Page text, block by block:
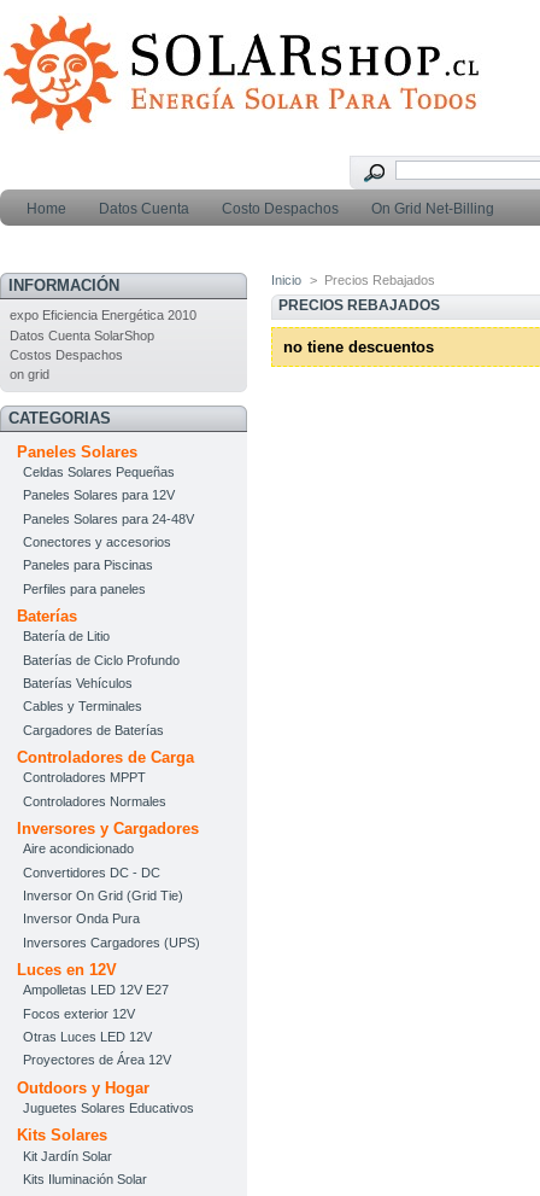
Home Datos Cuenta Costo Despachos On Grid Net-Billing
INFORMACIÓN
expo Eficiencia Energética 2010
Datos Cuenta SolarShop
Costos Despachos
on grid
CATEGORIAS
Paneles Solares
Celdas Solares Pequeñas
Paneles Solares para 12V
Paneles Solares para 24-48V
Conectores y accesorios
Paneles para Piscinas
Perfiles para paneles
Baterías
Batería de Litio
Baterías de Ciclo Profundo
Baterías Vehículos
Cables y Terminales
Cargadores de Baterías
Controladores de Carga
Controladores MPPT
Controladores Normales
Inversores y Cargadores
Aire acondicionado
Convertidores DC - DC
Inversor On Grid (Grid Tie)
Inversor Onda Pura
Inversores Cargadores (UPS)
Luces en 12V
Ampolletas LED 12V E27
Focos exterior 12V
Otras Luces LED 12V
Proyectores de Área 12V
Outdoors y Hogar
Juguetes Solares Educativos
Kits Solares
Kit Jardín Solar
Kits Iluminación Solar
Inicio > Precios Rebajados
PRECIOS REBAJADOS
no tiene descuentos